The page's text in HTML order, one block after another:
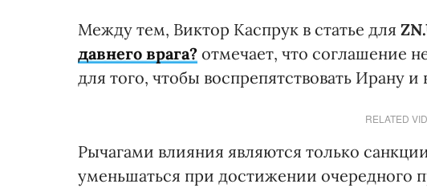
Между тем, Виктор Каспрук в статье для
давнего врага? отмечает, что соглашение
для того, чтобы воспрепятствовать Ирану
RELATED
Рычагами влияния являются только
уменьшаться при достижении очередного